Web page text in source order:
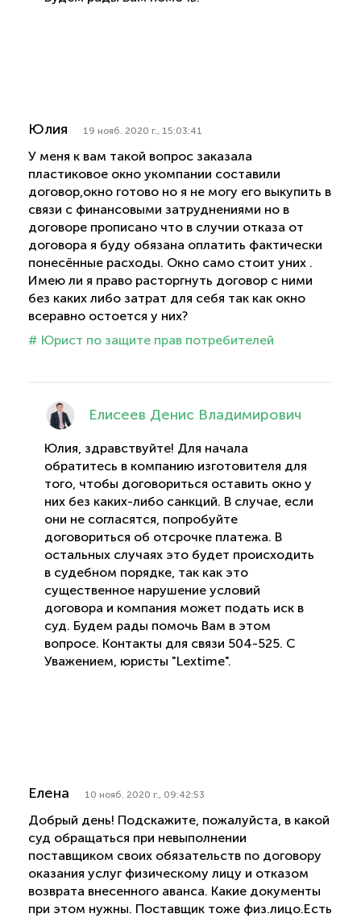
Юлия 19 нояб. 2020 г., 15:03:41
У меня к вам такой вопрос заказала
пластиковое окно укомпании составили
договор,окно готово но я не могу его выкупить в
связи с финансовыми затруднениями но в
договоре прописано что в случии отказа от
договора я буду обязана оплатить фактически
понесённые расходы. Окно само стоит уних .
Имею ли я право расторгнуть договор с ними
без каких либо затрат для себя так как окно
всеравно остоется у них?
# Юрист по защите прав потребителей
Елисеев Денис Владимирович
Юлия, здравствуйте! Для начала
обратитесь в компанию изготовителя для
того, чтобы договориться оставить окно у
них без каких-либо санкций. В случае, если
они не согласятся, попробуйте
договориться об отсрочке платежа. В
остальных случаях это будет происходить
в судебном порядке, так как это
существенное нарушение условий
договора и компания может подать иск в
суд. Будем рады помочь Вам в этом
вопросе. Контакты для связи 504-525. С
Уважением, юристы "Lextime".
Елена 10 нояб. 2020 г., 09:42:53
Добрый день! Подскажите, пожалуйста, в какой
суд обращаться при невыполнении
поставщиком своих обязательств по договору
оказания услуг физическому лицу и отказом
возврата внесенного аванса. Какие документы
при этом нужны. Поставщик тоже физ.лицо.Есть